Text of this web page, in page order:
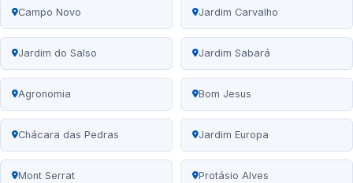
Campo Novo Jardim Carvalho
Jardim do Salso Jardim Sabará
Agronomia Bom Jesus
Chácara das Pedras Jardim Europa
Mont Serrat Protásio Alves